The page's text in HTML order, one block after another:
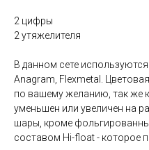
2 цифры
2 утяжелителя
В данном сете
Anagram, Flexmetal.
по вашему желанию, так же
уменьшен или увеличен на
шары, кроме
составом Hi-float - которое